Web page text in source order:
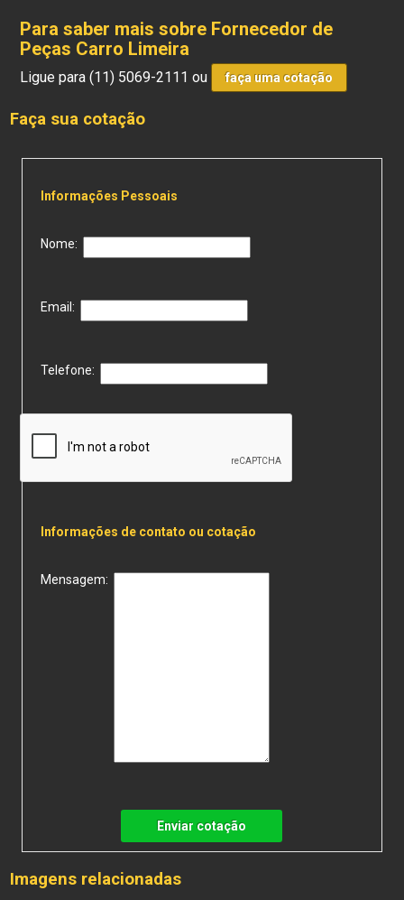
Para saber mais sobre Fornecedor de
Peças Carro Limeira
Ligue para(11) 5069-2111 ou faça uma cotação
Faça sua cotação
Informações Pessoais
Nome:
Email:
Telefone:
Informações de contato ou cotação
Mensagem:
Enviar cotação
Imagens relacionadas